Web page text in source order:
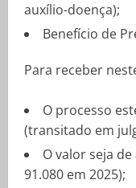
auxílio-doença);
Benefício de
Para receber
O processo
(transitado em
O valor seja
91.080 em 2025);